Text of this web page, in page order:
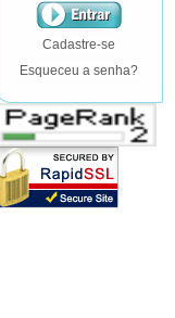
Cadastre-se
Esqueceu a senha?